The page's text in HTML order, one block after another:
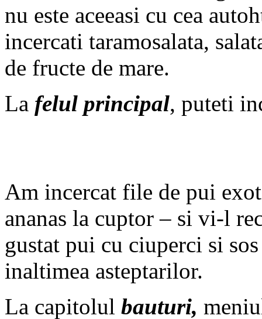
nu este aceeasi cu cea
incercati taramosalata,
de fructe de mare.
La felul principal, puteti
Am incercat file de pui
ananas la cuptor – si vi-l
gustat pui cu ciuperci si
inaltimea asteptarilor.
La capitolul bauturi,